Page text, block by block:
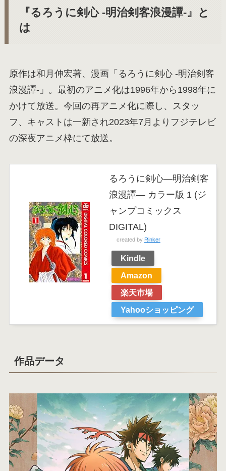
『るろうに剣心 -明治剣客浪漫譚-』と
は
原作は和月伸宏著、漫画「るろうに剣心 -明治剣客
浪漫譚-」。最初のアニメ化は1996年から1998年に
かけて放送。今回の再アニメ化に際し、スタッ
フ、キャストは一新され2023年7月よりフジテレビ
の深夜アニメ枠にて放送。
るろうに剣心―明治剣客
浪漫譚― カラー版 1 (ジ
ャンプコミックス
DIGITAL)
created by Rinker
Kindle
Amazon
楽天市場
Yahooショッピング
作品データ